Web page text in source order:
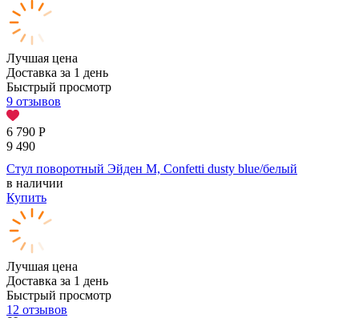
Лучшая цена
Доставка за 1 день
Быстрый просмотр
9 отзывов
6 790 Р
9 490
Стул поворотный Эйден М, Confetti dusty blue/белый
в наличии
Купить
Лучшая цена
Доставка за 1 день
Быстрый просмотр
12 отзывов